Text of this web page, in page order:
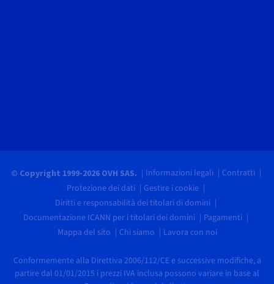
© Copyright 1999-2026 OVH SAS. Informazioni legali
Contratti
Protezione dei dati
Gestire i cookie
Diritti e responsabilità dei titolari di domini
Documentazione ICANN per i titolari dei domini
Pagamenti
Mappa del sito
Chi siamo Lavora con noi
Conformemente alla Direttiva 2006/112/CE e successive modifiche, a
partire dal 01/01/2015 i prezzi IVA inclusa possono variare in base al